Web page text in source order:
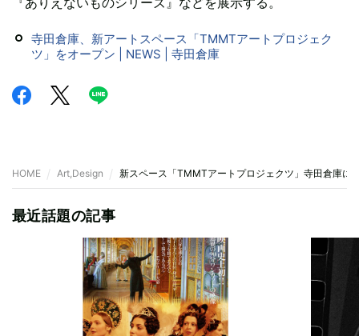
寺田倉庫、新アートスペース「TMMTアートプロジェク
ツ」をオープン | NEWS | 寺田倉庫
HOME Art,Design 新スペース「TMMTアートプロジェクツ」寺田倉庫
最近話題の記事